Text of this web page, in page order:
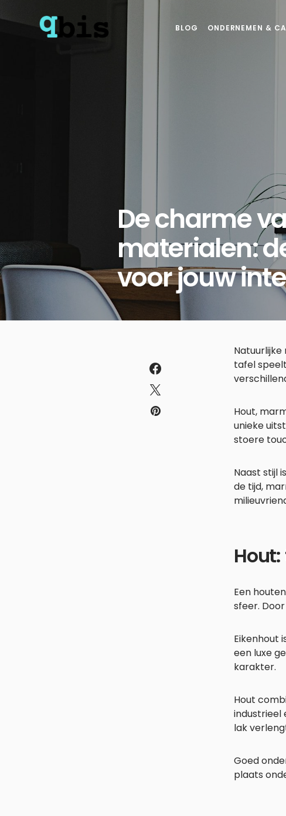
BLOG ONDERNEMEN &
De charme
materialen:
voor jouw
tafel
Hout,
unieke
stoere
Naast stijl
de tijd,
Een
sfeer.
Eikenhout
een luxe
karakter.
Hout
industrieel
lak
Goed
plaats